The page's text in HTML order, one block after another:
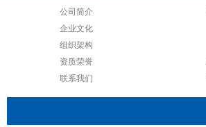
公司简介
企业文化
组织架构
资质荣誉
联系我们